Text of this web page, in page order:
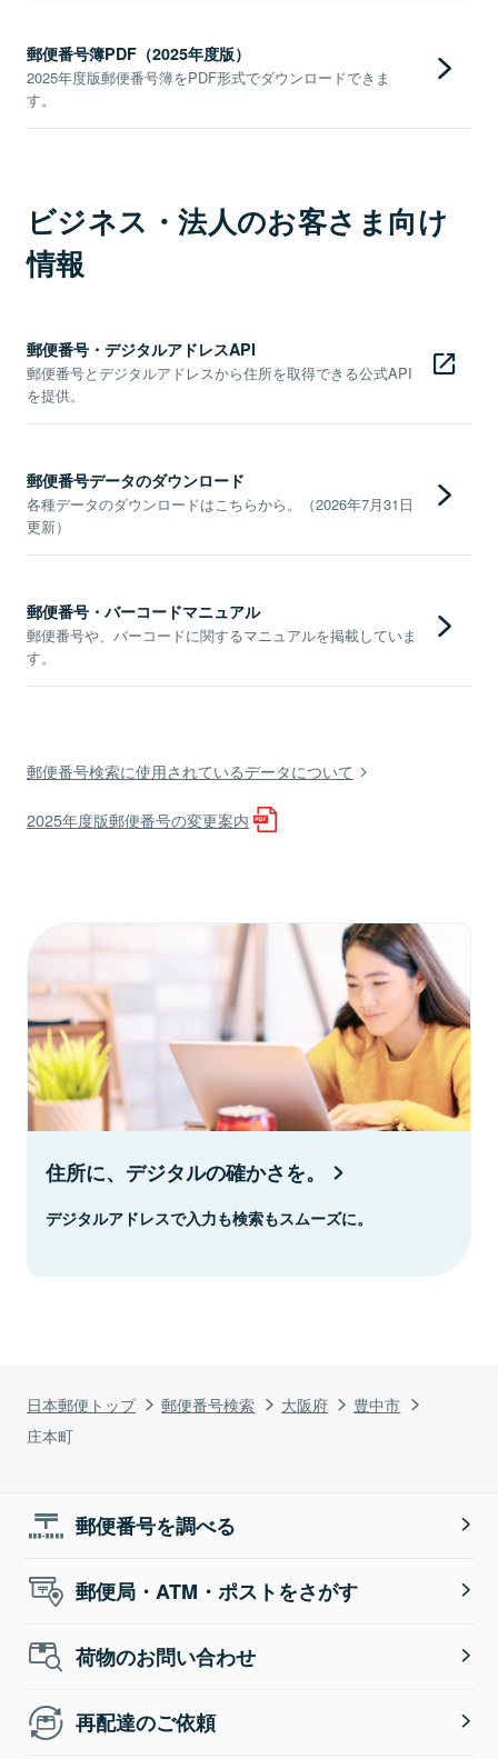
日本郵便トップ 郵便番号検索 大阪府
豊中市
庄本町
郵便番号簿PDF（2025年度版）
2025年度版郵便番号簿をPDF形式でダウンロードできま
す。
ビジネス・法人のお客さま向け
情報
郵便番号・デジタルアドレスAPI
郵便番号とデジタルアドレスから住所を取得できる公式API
を提供。
郵便番号データのダウンロード
各種データのダウンロードはこちらから。（2026年7月31日
更新）
郵便番号・バーコードマニュアル
郵便番号や、バーコードに関するマニュアルを掲載していま
す。
郵便番号検索に使用されているデータについて
2025年度版郵便番号の変更案内
住所に、デジタルの確かさを。
デジタルアドレスで入力も検索もスムーズに。
郵便番号を調べる
郵便局・ATM・ポストをさがす
荷物のお問い合わせ
再配達のご依頼